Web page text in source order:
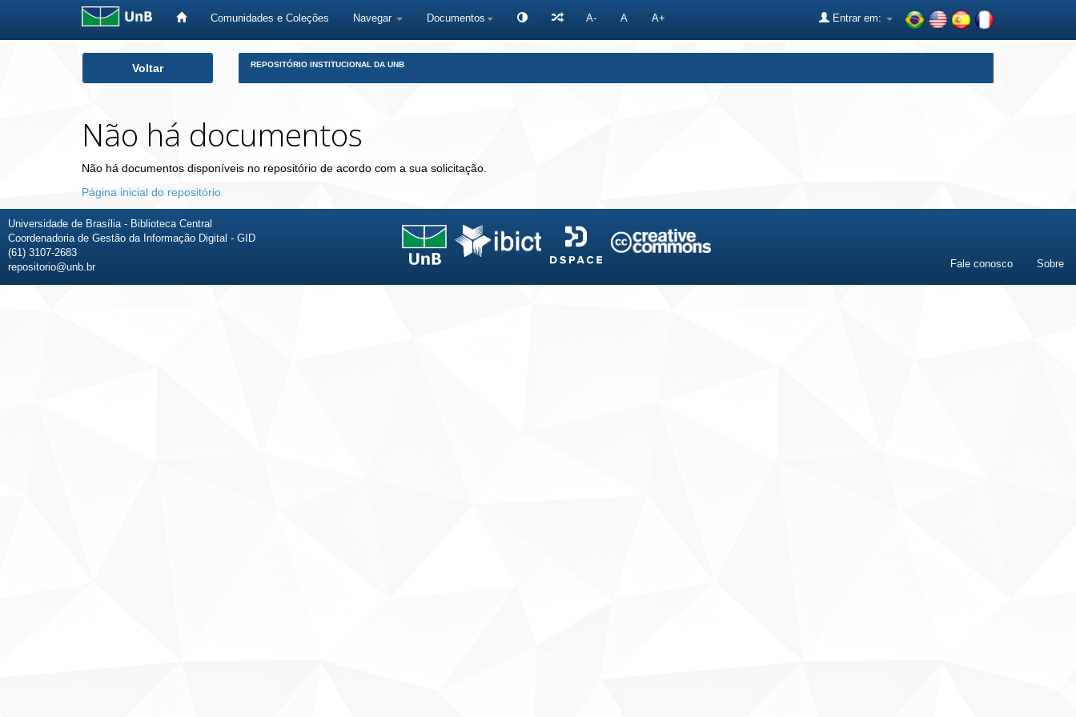
Comunidades e Coleções Navegar Documentos A- A A+ Entrar em:
Voltar REPOSITÓRIO INSTITUCIONAL DA UNB
Não há documentos
Não há documentos disponíveis no repositório de acordo com a sua solicitação.
Página inicial do repositório
Universidade de Brasília - Biblioteca Central
Coordenadoria de Gestão da Informação Digital - GID
(61) 3107-2683
repositorio@unb.br
Fale conosco Sobre